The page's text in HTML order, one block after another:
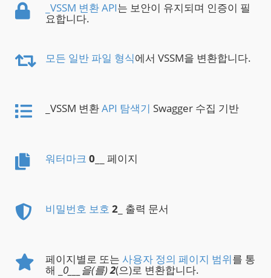
_VSSM 변환 API는 보안이 유지되며 인증이 필
요합니다.
모든 일반 파일 형식에서 VSSM을 변환합니다.
_VSSM 변환API 탐색기 Swagger 수집 기반
워터마크 0 __ 페이지
비밀번호 보호 2 _ 출력 문서
페이지별로 또는 사용자 정의 페이지 범위를 통
해 _ 0___을(를)2(으)로 변환합니다.